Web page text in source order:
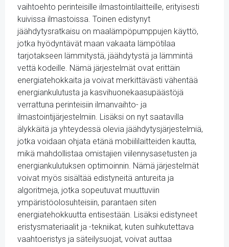
vaihtoehto perinteisille ilmastointilaitteille, erityisesti
kuivissa ilmastoissa. Toinen edistynyt
jäähdytysratkaisu on maalämpöpumppujen käyttö,
jotka hyödyntävät maan vakaata lämpötilaa
tarjotakseen lämmitystä, jäähdytystä ja lämmintä
vettä kodeille. Nämä järjestelmät ovat erittäin
energiatehokkaita ja voivat merkittävästi vähentää
energiankulutusta ja kasvihuonekaasupäästöjä
verrattuna perinteisiin ilmanvaihto- ja
ilmastointijärjestelmiin. Lisäksi on nyt saatavilla
älykkäitä ja yhteydessä olevia jäähdytysjärjestelmiä,
jotka voidaan ohjata etänä mobiililaitteiden kautta,
mikä mahdollistaa omistajien viilennysasetusten ja
energiankulutuksen optimoinnin. Nämä järjestelmät
voivat myös sisältää edistyneitä antureita ja
algoritmeja, jotka sopeutuvat muuttuviin
ympäristöolosuhteisiin, parantaen siten
energiatehokkuutta entisestään. Lisäksi edistyneet
eristysmateriaalit ja -tekniikat, kuten suihkutettava
vaahtoeristys ja säteilysuojat, voivat auttaa